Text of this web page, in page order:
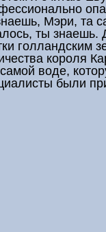
Мэри, та
ты знаешь.
голландским
короля
воде,
были